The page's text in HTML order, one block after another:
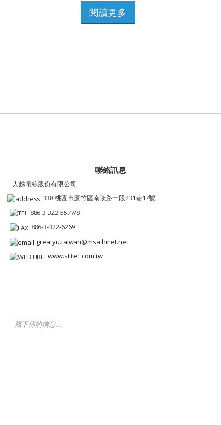
閱讀更多
聯絡訊息
大越電線股份有限公司
338 桃園市蘆竹區南崁路一段231巷17號
886-3-322-5577/8
886-3-322-6269
greatyu.taiwan@msa.hinet.net
www.silitef.com.tw